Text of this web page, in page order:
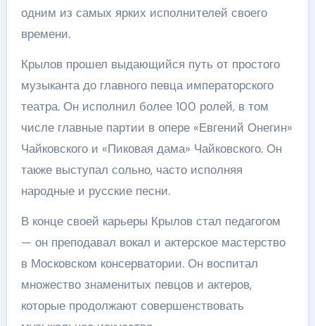
одним из самых ярких исполнителей своего
времени.
Крылов прошел выдающийся путь от простого
музыканта до главного певца императорского
театра. Он исполнил более 100 ролей, в том
числе главные партии в опере «Евгений Онегин»
Чайковского и «Пиковая дама» Чайковского. Он
также выступал сольно, часто исполняя
народные и русские песни.
В конце своей карьеры Крылов стал педагогом
— он преподавал вокал и актерское мастерство
в Московском консерватории. Он воспитал
множество знаменитых певцов и актеров,
которые продолжают совершенствовать